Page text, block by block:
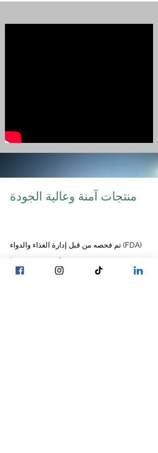
منتجات آمنة وعالية الجودة
تم فحصه من قبل إدارة الغذاء والدواء (FDA)
منشأة من الدرجة أ